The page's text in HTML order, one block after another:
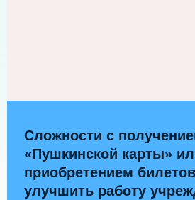
Сложности с
«Пушкинской карты»
приобретением
улучшить работу